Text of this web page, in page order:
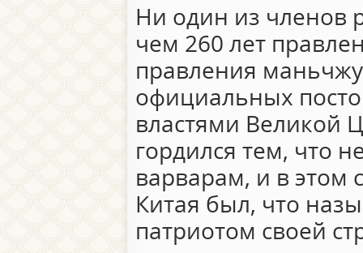
Ни один из членов
чем 260 лет
правления
официальных
властями Великой
гордился тем, что
варварам, и в этом
Китая был, что
патриотом своей